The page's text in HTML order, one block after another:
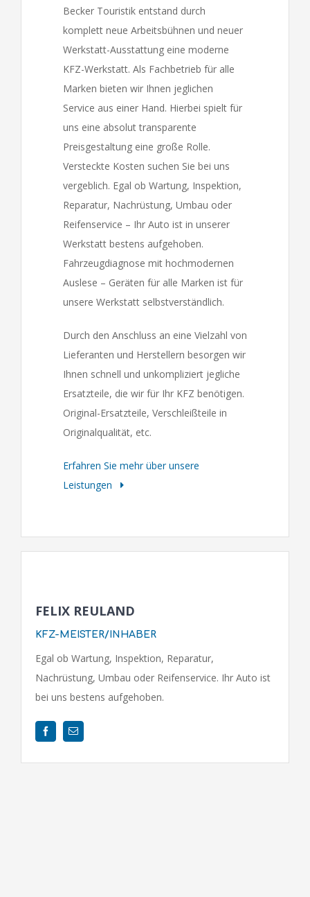
Becker Touristik entstand durch
komplett neue Arbeitsbühnen und neuer
Werkstatt-Ausstattung eine moderne
KFZ-Werkstatt. Als Fachbetrieb für alle
Marken bieten wir Ihnen jeglichen
Service aus einer Hand. Hierbei spielt für
uns eine absolut transparente
Preisgestaltung eine große Rolle.
Versteckte Kosten suchen Sie bei uns
vergeblich. Egal ob Wartung, Inspektion,
Reparatur, Nachrüstung, Umbau oder
Reifenservice – Ihr Auto ist in unserer
Werkstatt bestens aufgehoben.
Fahrzeugdiagnose mit hochmodernen
Auslese – Geräten für alle Marken ist für
unsere Werkstatt selbstverständlich.
Durch den Anschluss an eine Vielzahl von
Lieferanten und Herstellern besorgen wir
Ihnen schnell und unkompliziert jegliche
Ersatzteile, die wir für Ihr KFZ benötigen.
Original-Ersatzteile, Verschleißteile in
Originalqualität, etc.
Erfahren Sie mehr über unsere
Leistungen
FELIX REULAND
KFZ-MEISTER/INHABER
Egal ob Wartung, Inspektion, Reparatur,
Nachrüstung, Umbau oder Reifenservice. Ihr Auto ist
bei uns bestens aufgehoben.